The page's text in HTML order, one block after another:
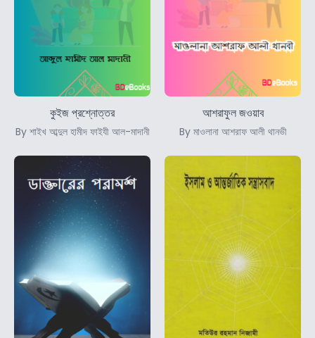
কুইজ প্রশ্নোত্তর
By শাইখ আব্দুল হামীদ ফাইযী আল-মাদানী
আশরাফুল জওয়াব
By মাওলানা আশরাফ আলী থানভী